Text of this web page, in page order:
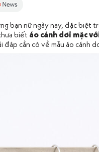
bạn nữ ngày nay, đặc
biết áo cánh dơi mặc
đáp cần có về mẫu áo cánh